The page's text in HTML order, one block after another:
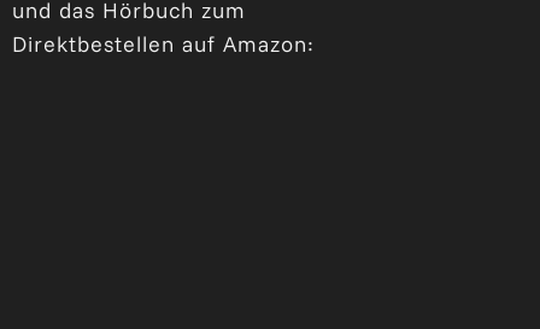
und das Hörbuch zum
Direktbestellen auf Amazon: